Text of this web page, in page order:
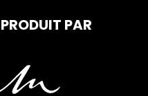
PAR